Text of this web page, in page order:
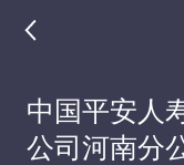
中国平安人
公司河南分